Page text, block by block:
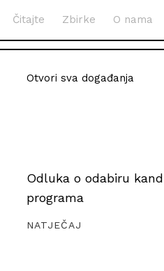
Čitajte Zbirke O nama
Otvori sva događanja
Odluka o odabiru
programa
NATJEČAJ